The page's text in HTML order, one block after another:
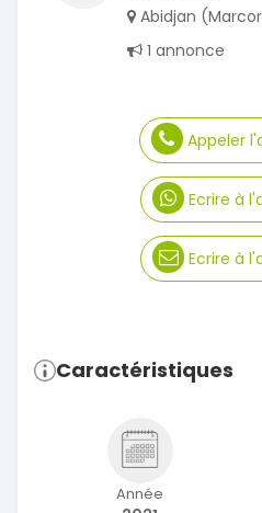
Abidjan
1 annonce
Appeler
Ecrire à
Ecrire à
Caractéristiques
Année